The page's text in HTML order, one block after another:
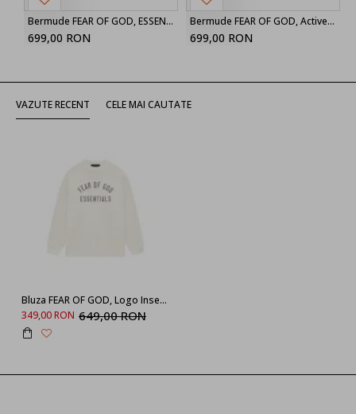
Bermude FEAR OF GOD, ESSENTIALS drawstring shorts
699,00 RON
Bermude FEAR OF GOD, Active Trace Relaxed Sweatshort
699,00 RON
VAZUTE RECENT CELE MAI CAUTATE
Bluza FEAR OF GOD, Logo Insert, Oversized, White
349,00 RON 649,00 RON